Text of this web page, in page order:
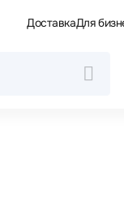
ДоставкаДля